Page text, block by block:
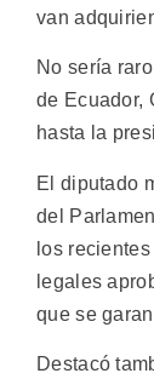
van
No sería
de Ecuador,
hasta la
El diputado
del
los
legales
que se
Destacó